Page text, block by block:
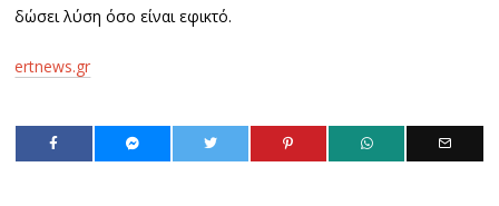
δώσει λύση όσο είναι εφικτό.
ertnews.gr